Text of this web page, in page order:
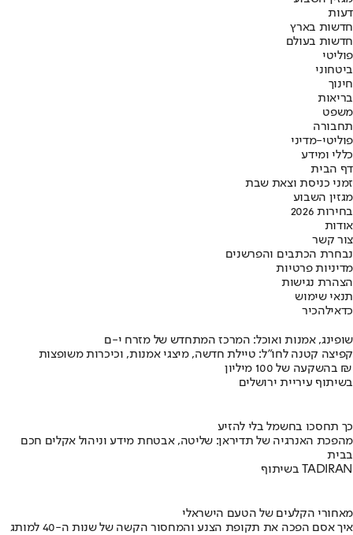
דעות
חדשות בארץ
חדשות בעולם
פוליטי
ביטחוני
חינוך
בריאות
משפט
תחבורה
פוליטי-מדיני
כללי ומידע
דף הבית
זמני כניסת וצאת שבת
מגזין השבוע
בחירות 2026
אודות
צור קשר
נבחרת הכתבים והפרשנים
מדיניות פרטיות
הצהרת נגישות
תנאי שימוש
כדאילהכיר
שופינג, אמנות ואוכל: המרכז המתחדש של מזרח י-ם
קפיצה קטנה לחו"ל: טיילת חדשה, מיצגי אמנות, וכיכרות משופצות
בהשקעה של 100 מיליון ₪
בשיתוף עיריית ירושלים
כך תחסכו בחשמל בלי להזיע
מהפכת האנרגיה של תדיראן: שליטה, אבטחת מידע וניהול אקלים חכם
בבית
בשיתוף TADIRAN
מאחורי הקלעים של הטעם הישראלי
איך אסם הפכה את תקופת הצנע והמחסור הקשה של שנות ה-40 למותג